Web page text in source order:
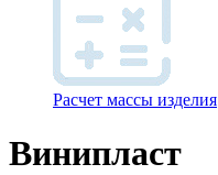
Расчет массы изделия
Винипласт